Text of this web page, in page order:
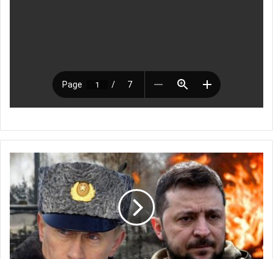
ر
ف
ض
ك
ي
ي